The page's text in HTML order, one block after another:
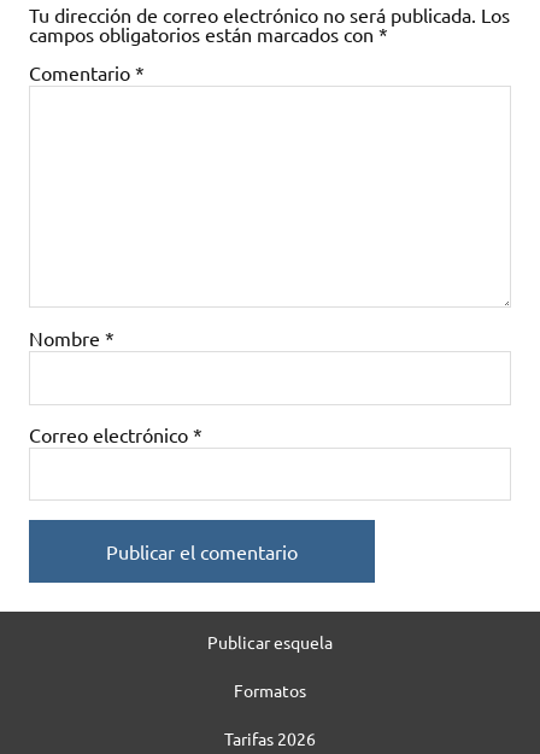
Tu dirección de correo electrónico no será publicada. Los
campos obligatorios están marcados con *
Comentario *
Nombre *
Correo electrónico *
Publicar esquela
Formatos
Tarifas 2026